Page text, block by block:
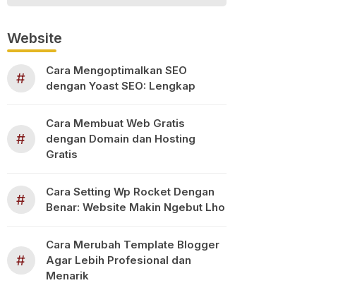
Website
#
Cara Mengoptimalkan SEO
dengan Yoast SEO: Lengkap
#
Cara Membuat Web Gratis
dengan Domain dan Hosting
Gratis
#
Cara Setting Wp Rocket Dengan
Benar: Website Makin Ngebut Lho
#
Cara Merubah Template Blogger
Agar Lebih Profesional dan
Menarik